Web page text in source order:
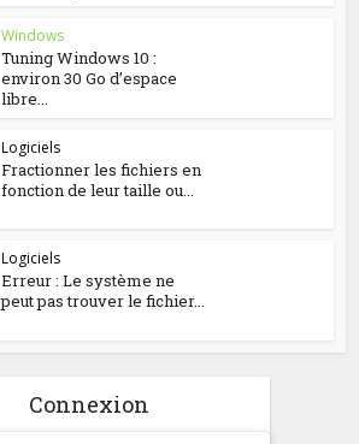
Windows
Tuning Windows 10 :
environ 30 Go d’espace
libre...
Logiciels
Fractionner les fichiers en
fonction de leur taille ou...
Logiciels
Erreur : Le système ne
peut pas trouver le fichier...
Connexion